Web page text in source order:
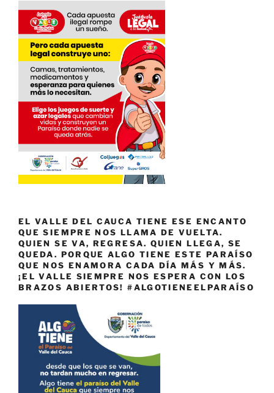
EL VALLE DEL CAUCA TIENE ESE ENCANTO
QUE SIEMPRE NOS LLAMA DE VUELTA.
QUIEN SE VA, REGRESA. QUIEN LLEGA, SE
QUEDA. PORQUE ALGO TIENE ESTE PARAÍSO
QUE NOS ENAMORA CADA DÍA MÁS Y MÁS.
¡EL VALLE SIEMPRE NOS ESPERA CON LOS
BRAZOS ABIERTOS! #ALGOTIENEELPARAÍSO